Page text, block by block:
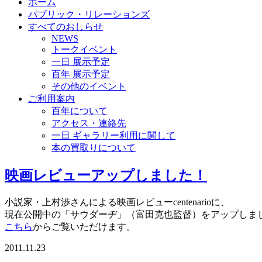
パブリック・リレーションズ
すべてのおしらせ
NEWS
トークイベント
一日 展示予定
百年 展示予定
その他のイベント
ご利用案内
百年について
アクセス・連絡先
一日 ギャラリー利用に関して
本の買取りについて
映画レビューアップしました！
小説家・上村渉さんによる映画レビューcentenarioに、
現在公開中の「サウダーヂ」（富田克也監督）をアップしま
こちらからご覧いただけます。
2011.11.23